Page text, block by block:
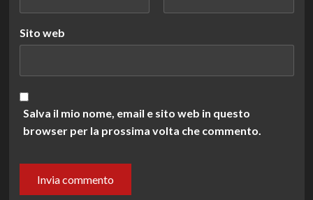
Sito web
Salva il mio nome, email e sito web in questo
browser per la prossima volta che commento.